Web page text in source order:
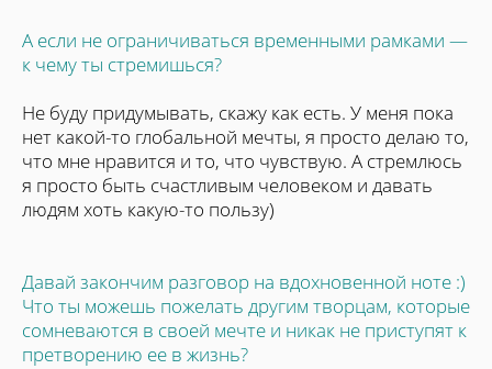
А если не ограничиваться временными рамками —
к чему ты стремишься?
Не буду придумывать, скажу как есть. У меня пока
нет какой-то глобальной мечты, я просто делаю то,
что мне нравится и то, что чувствую. А стремлюсь
я просто быть счастливым человеком и давать
людям хоть какую-то пользу)
Давай закончим разговор на вдохновенной ноте :)
Что ты можешь пожелать другим творцам, которые
сомневаются в своей мечте и никак не приступят к
претворению ее в жизнь?